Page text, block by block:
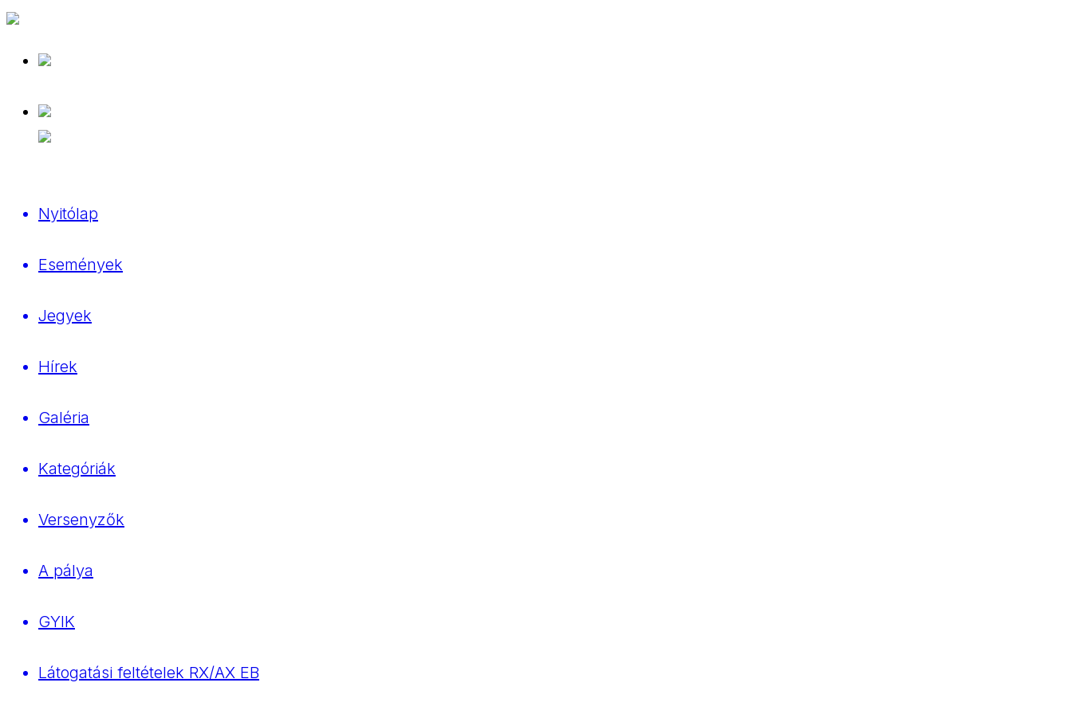
Nyitólap
Események
Jegyek
Hírek
Galéria
Kategóriák
Versenyzők
A pálya
GYIK
Látogatási feltételek RX/AX EB